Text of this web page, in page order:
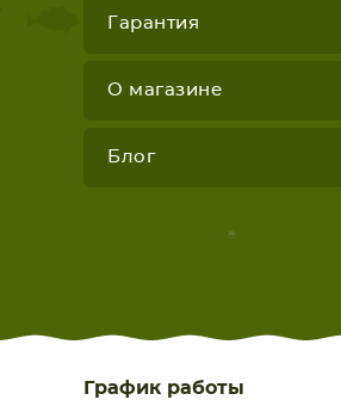
Гарантия
О магазине
Блог
График работы